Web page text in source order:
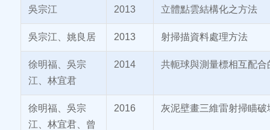
吳宗江 2013 立體點雲結構化之方法
吳宗江、姚良居 2013 射掃描資料處理方法
徐明福、吳宗
江、林宜君
2014 共軛球與測量標相互配合
徐明福、吳宗
江、林宜君、曾
2016 灰泥壁畫三維雷射掃瞄破